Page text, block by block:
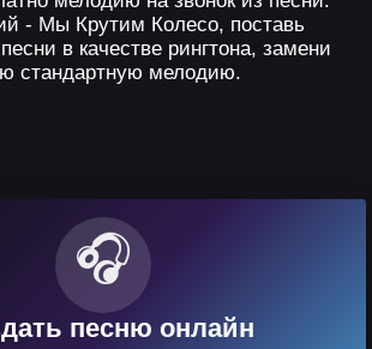
- Мы Крутим Колесо, поставь
в качестве рингтона, замени
стандартную мелодию.
🎧
песню онлайн